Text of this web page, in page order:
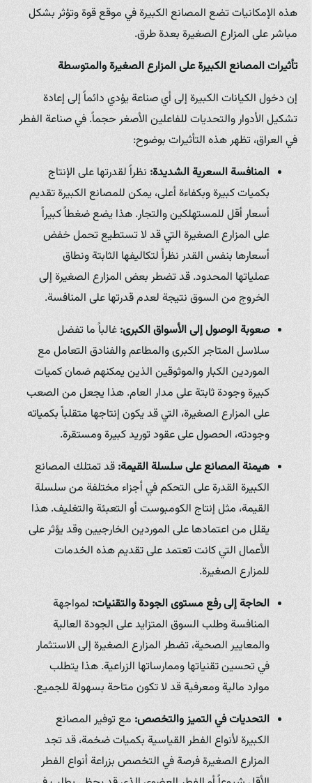
هذه الإمكانيات تضع المصانع الكبيرة في موقع قوة وتؤثر بشكل
مباشر على المزارع الصغيرة بعدة طرق.
تأثيرات المصانع الكبيرة على المزارع الصغيرة والمتوسطة
إن دخول الكيانات الكبيرة إلى أي صناعة يؤدي دائماً إلى إعادة
تشكيل الأدوار والتحديات للفاعلين الأصغر حجماً. في صناعة الفطر
في العراق، تظهر هذه التأثيرات بوضوح:
المنافسة السعرية الشديدة:نظراً لقدرتها على الإنتاج
بكميات كبيرة وبكفاءة أعلى، يمكن للمصانع الكبيرة تقديم
أسعار أقل للمستهلكين والتجار. هذا يضع ضغطاً كبيراً
على المزارع الصغيرة التي قد لا تستطيع تحمل خفض
أسعارها بنفس القدر نظراً لتكاليفها الثابتة ونطاق
عملياتها المحدود. قد تضطر بعض المزارع الصغيرة إلى
الخروج من السوق نتيجة لعدم قدرتها على المنافسة.
صعوبة الوصول إلى الأسواق الكبرى:غالباً ما تفضل
سلاسل المتاجر الكبرى والمطاعم والفنادق التعامل مع
الموردين الكبار والموثوقين الذين يمكنهم ضمان كميات
كبيرة وجودة ثابتة على مدار العام. هذا يجعل من الصعب
على المزارع الصغيرة، التي قد يكون إنتاجها متقلباً بكمياته
وجودته، الحصول على عقود توريد كبيرة ومستقرة.
هيمنة المصانع على سلسلة القيمة:قد تمتلك المصانع
الكبيرة القدرة على التحكم في أجزاء مختلفة من سلسلة
القيمة، مثل إنتاج الكومبوست أو التعبئة والتغليف. هذا
يقلل من اعتمادها على الموردين الخارجيين وقد يؤثر على
الأعمال التي كانت تعتمد على تقديم هذه الخدمات
للمزارع الصغيرة.
الحاجة إلى رفع مستوى الجودة والتقنيات:لمواجهة
المنافسة وطلب السوق المتزايد على الجودة العالية
والمعايير الصحية، تضطر المزارع الصغيرة إلى الاستثمار
في تحسين تقنياتها وممارساتها الزراعية. هذا يتطلب
موارد مالية ومعرفية قد لا تكون متاحة بسهولة للجميع.
التحديات في التميز والتخصص:مع توفير المصانع
الكبيرة لأنواع الفطر القياسية بكميات ضخمة، قد تجد
المزارع الصغيرة فرصة في التخصص بزراعة أنواع الفطر